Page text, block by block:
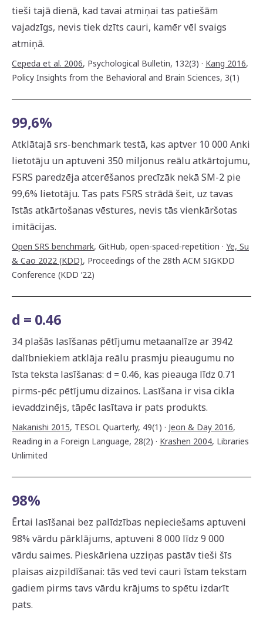
tieši tajā dienā, kad tavai atmiņai tas patiešām
vajadzīgs, nevis tiek dzīts cauri, kamēr vēl svaigs
atmiņā.
Cepeda et al. 2006, Psychological Bulletin, 132(3) · Kang 2016,
Policy Insights from the Behavioral and Brain Sciences, 3(1)
99,6%
Atklātajā srs-benchmark testā, kas aptver 10 000 Anki
lietotāju un aptuveni 350 miljonus reālu atkārtojumu,
FSRS paredzēja atcerēšanos precīzāk nekā SM-2 pie
99,6% lietotāju. Tas pats FSRS strādā šeit, uz tavas
īstās atkārtošanas vēstures, nevis tās vienkāršotas
imitācijas.
Open SRS benchmark, GitHub, open-spaced-repetition · Ye, Su
& Cao 2022 (KDD), Proceedings of the 28th ACM SIGKDD
Conference (KDD ’22)
d = 0.46
34 plašās lasīšanas pētījumu metaanalīze ar 3942
dalībniekiem atklāja reālu prasmju pieaugumu no
īsta teksta lasīšanas: d = 0.46, kas pieauga līdz 0.71
pirms-pēc pētījumu dizainos. Lasīšana ir visa cikla
ievaddzinējs, tāpēc lasītava ir pats produkts.
Nakanishi 2015, TESOL Quarterly, 49(1) · Jeon & Day 2016,
Reading in a Foreign Language, 28(2) · Krashen 2004, Libraries
Unlimited
98%
Ērtai lasīšanai bez palīdzības nepieciešams aptuveni
98% vārdu pārklājums, aptuveni 8 000 līdz 9 000
vārdu saimes. Pieskāriena uzziņas pastāv tieši šīs
plaisas aizpildīšanai: tās ved tevi cauri īstam tekstam
gadiem pirms tavs vārdu krājums to spētu izdarīt
pats.